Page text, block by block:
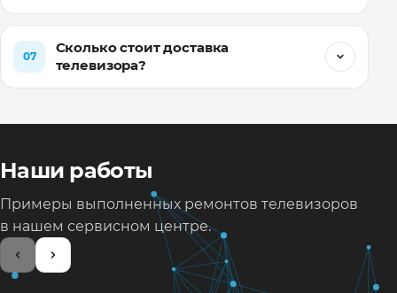
07
Сколько стоит доставка
телевизора?
Наши работы
Примеры выполненных ремонтов телевизоров
в нашем сервисном центре.